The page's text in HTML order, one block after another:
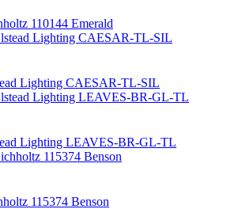
110144 Emerald
Lighting CAESAR-TL-SIL
Lighting LEAVES-BR-GL-TL
115374 Benson